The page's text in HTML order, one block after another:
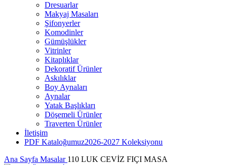
Dresuarlar
Makyaj Masaları
Şifonyerler
Komodinler
Gümüşlükler
Vitrinler
Kitaplıklar
Dekoratif Ürünler
Askılıklar
Boy Aynaları
Aynalar
Yatak Başlıkları
Döşemeli Ürünler
Traverten Ürünler
İletişim
PDF Kataloğumuz2026-2027 Koleksiyonu
Ana Sayfa Masalar 110 LUK CEVİZ FIÇI MASA